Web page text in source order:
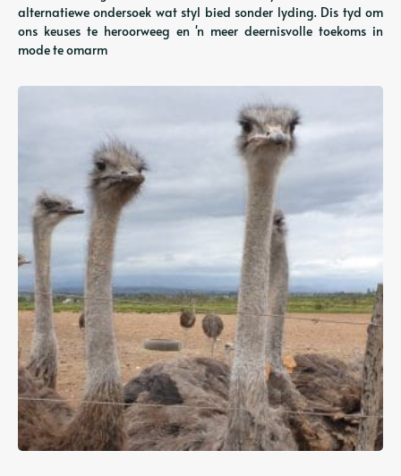
alternatiewe ondersoek wat styl bied sonder lyding. Dis tyd om
ons keuses te heroorweeg en 'n meer deernisvolle toekoms in
mode te omarm